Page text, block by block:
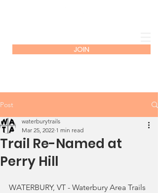
JOIN
Post
Trail Re-Named at
Perry Hill
waterburytrails
Mar 25, 2022 1 min read
WATERBURY, VT - Waterbury Area Trails